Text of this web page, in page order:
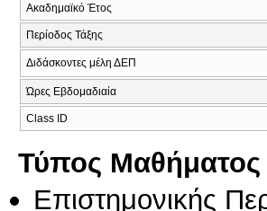
Ακαδημαϊκό Έτος
Περίοδος Τάξης
Διδάσκοντες μέλη ΔΕΠ
Ώρες Εβδομαδιαία
Class ID
Τύπος Μαθήματος
Επιστημονικής